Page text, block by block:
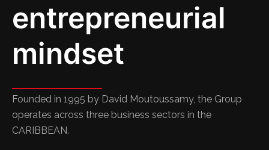
entrepreneurial
mindset
Founded in 1995 by David Moutoussamy, the Group
operates across three business sectors in the
CARIBBEAN.